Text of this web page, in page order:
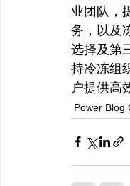
业团队，
务，以及
选择及第
持冷冻组
户提供高
Power Blog